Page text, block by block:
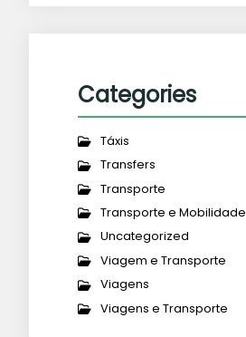
Categories
Táxis
Transfers
Transporte
Transporte e Mobilidade
Uncategorized
Viagem e Transporte
Viagens
Viagens e Transporte